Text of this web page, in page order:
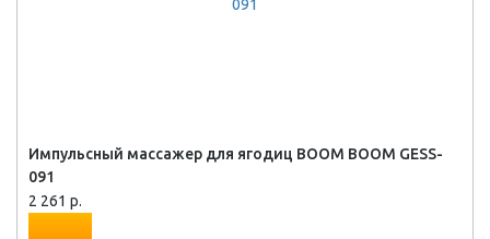
Импульсный массажер для ягодиц BOOM BOOM GESS-
091
2 261 р.